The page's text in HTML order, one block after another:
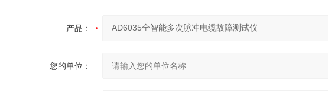
产品：
您的单位：